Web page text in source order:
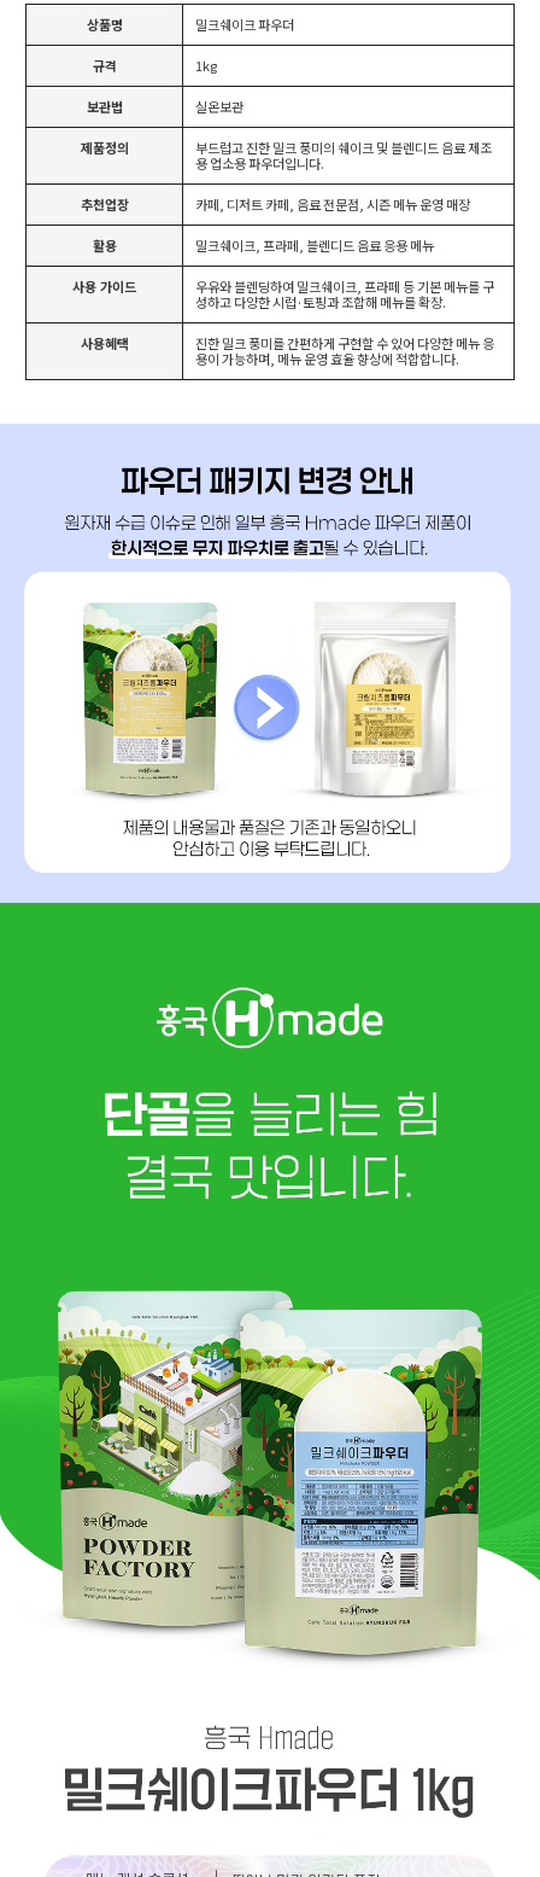
상품명 밀크쉐이크 파우더
규격 1kg
보관법 실온보관
제품정의
부드럽고 진한 밀크 풍미의 쉐이크 및 블렌디드 음료 제조
용 업소용 파우더입니다.
추천업장 카페, 디저트 카페, 음료 전문점, 시즌 메뉴 운영 매장
활용 밀크쉐이크, 프라페, 블렌디드 음료 응용 메뉴
사용 가이드
우유와 블렌딩하여 밀크쉐이크, 프라페 등 기본 메뉴를 구
성하고 다양한 시럽·토핑과 조합해 메뉴를 확장.
사용혜택
진한 밀크 풍미를 간편하게 구현할 수 있어 다양한 메뉴 응
용이 가능하며, 메뉴 운영 효율 향상에 적합합니다.